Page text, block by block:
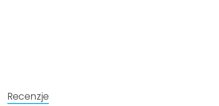
Recenzje